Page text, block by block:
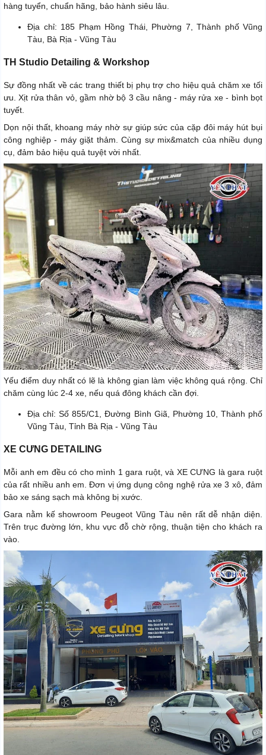
hàng tuyển, chuẩn hãng, bảo hành siêu lâu.
Địa chỉ: 185 Phạm Hồng Thái, Phường 7, Thành phố Vũng
Tàu, Bà Rịa - Vũng Tàu
TH Studio Detailing & Workshop
Sự đồng nhất về các trang thiết bị phụ trợ cho hiệu quả chăm xe tối
ưu. Xịt rửa thân vỏ, gầm nhờ bộ 3 cầu nâng - máy rửa xe - bình bọt
tuyết.
Dọn nội thất, khoang máy nhờ sự giúp sức của cặp đôi máy hút bụi
công nghiệp - máy giặt thảm. Cùng sự mix&match của nhiều dụng
cụ, đảm bảo hiệu quả tuyệt vời nhất.
Yếu điểm duy nhất có lẽ là không gian làm việc không quá rộng. Chỉ
chăm cùng lúc 2-4 xe, nếu quá đông khách cần đợi.
Địa chỉ: Số 855/C1, Đường Bình Giã, Phường 10, Thành phố
Vũng Tàu, Tỉnh Bà Rịa - Vũng Tàu
XE CƯNG DETAILING
Mỗi anh em đều có cho mình 1 gara ruột, và XE CƯNG là gara ruột
của rất nhiều anh em. Đơn vị ứng dụng công nghệ rửa xe 3 xô, đảm
bảo xe sáng sạch mà không bị xước.
Gara nằm kế showroom Peugeot Vũng Tàu nên rất dễ nhận diện.
Trên trục đường lớn, khu vực đỗ chờ rộng, thuận tiện cho khách ra
vào.